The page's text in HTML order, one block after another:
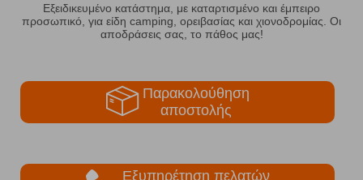
Εξειδικευμένο κατάστημα, με καταρτισμένο και έμπειρο
προσωπικό, για είδη camping, ορειβασίας και χιονοδρομίας. Οι
αποδράσεις σας, το πάθος μας!
Παρακολούθηση
αποστολής
Εξυπηρέτηση πελατών